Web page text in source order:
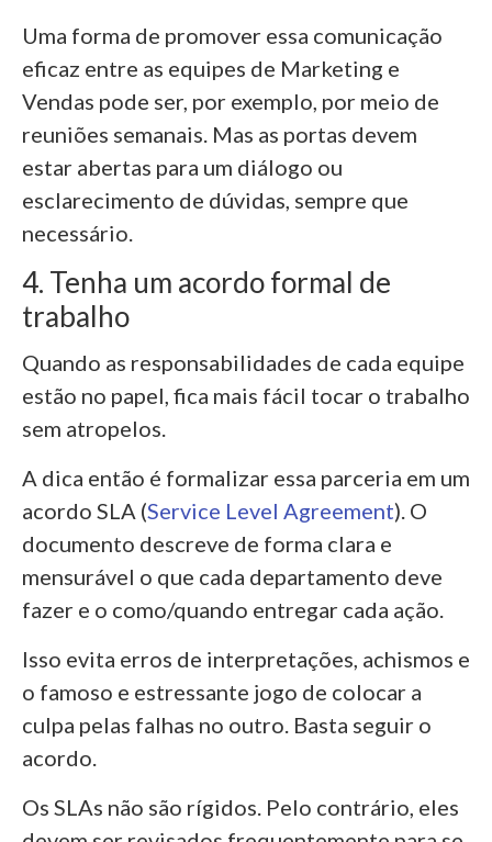
Uma forma de promover essa comunicação
eficaz entre as equipes de Marketing e
Vendas pode ser, por exemplo, por meio de
reuniões semanais. Mas as portas devem
estar abertas para um diálogo ou
esclarecimento de dúvidas, sempre que
necessário.
4. Tenha um acordo formal de
trabalho
Quando as responsabilidades de cada equipe
estão no papel, fica mais fácil tocar o trabalho
sem atropelos.
A dica então é formalizar essa parceria em um
acordo SLA (Service Level Agreement). O
documento descreve de forma clara e
mensurável o que cada departamento deve
fazer e o como/quando entregar cada ação.
Isso evita erros de interpretações, achismos e
o famoso e estressante jogo de colocar a
culpa pelas falhas no outro. Basta seguir o
acordo.
Os SLAs não são rígidos. Pelo contrário, eles